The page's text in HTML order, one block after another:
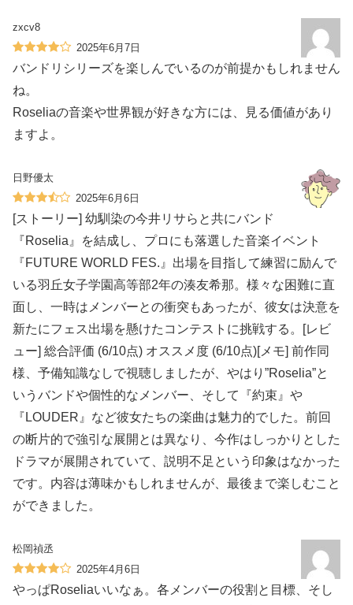
zxcv8
2025年6月7日
バンドリシリーズを楽しんでいるのが前提かもしれません
ね。
Roseliaの音楽や世界観が好きな方には、見る価値があり
ますよ。
日野優太
2025年6月6日
[ストーリー] 幼馴染の今井リサらと共にバンド
『Roselia』を結成し、プロにも落選した音楽イベント
『FUTURE WORLD FES.』出場を目指して練習に励んで
いる羽丘女子学園高等部2年の湊友希那。様々な困難に直
面し、一時はメンバーとの衝突もあったが、彼女は決意を
新たにフェス出場を懸けたコンテストに挑戦する。[レビ
ュー] 総合評価 (6/10点) オススメ度 (6/10点)[メモ] 前作同
様、予備知識なしで視聴しましたが、やはり”Roselia”と
いうバンドや個性的なメンバー、そして『約束』や
『LOUDER』など彼女たちの楽曲は魅力的でした。前回
の断片的で強引な展開とは異なり、今作はしっかりとした
ドラマが展開されていて、説明不足という印象はなかった
です。内容は薄味かもしれませんが、最後まで楽しむこと
ができました。
松岡禎丞
2025年4月6日
やっぱRoseliaいいなぁ。各メンバーの役割と目標、そし